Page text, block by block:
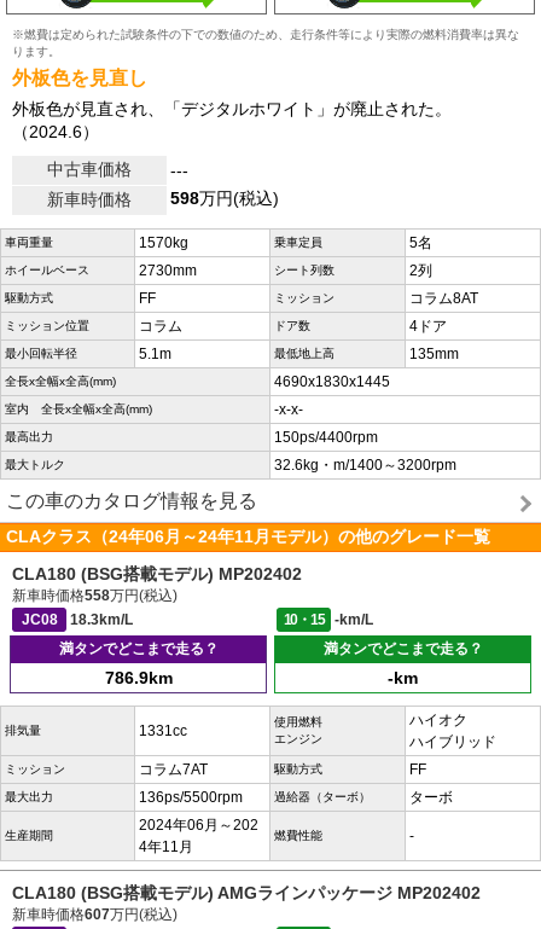
※燃費は定められた試験条件の下での数値のため、走行条件等により実際の燃料消費率は異な
ります。
外板色を見直し
外板色が見直され、「デジタルホワイト」が廃止された。
（2024.6）
中古車価格
---
新車時価格
598万円(税込)
車両重量 1570kg 乗車定員 5名
ホイールベース 2730mm シート列数 2列
駆動方式 FF ミッション コラム8AT
ミッション位置 コラム ドア数 4ドア
最小回転半径 5.1m 最低地上高 135mm
全長x全幅x全高(mm) 4690x1830x1445
室内 全長x全幅x全高(mm) -x-x-
最高出力 150ps/4400rpm
最大トルク 32.6kg・m/1400～3200rpm
この車のカタログ情報を見る
CLAクラス（24年06月～24年11月モデル）の他のグレード一覧
CLA180 (BSG搭載モデル) MP202402
新車時価格558万円(税込)
JC08
18.3km/L 10・15
-km/L
満タンでどこまで走る？
786.9km
満タンでどこまで走る？
-km
排気量 1331cc
使用燃料
エンジン
ハイオク
ハイブリッド
ミッション コラム7AT 駆動方式 FF
最大出力 136ps/5500rpm 過給器（ターボ） ターボ
生産期間
2024年06月～202
4年11月
燃費性能 -
CLA180 (BSG搭載モデル) AMGラインパッケージ MP202402
新車時価格607万円(税込)